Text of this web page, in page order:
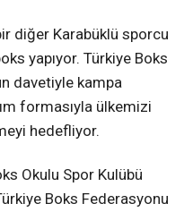
diğer Karabüklü sporcu
yapıyor. Türkiye Boks
davetiyle kampa
formasıyla ülkemizi
hedefliyor.
Okulu Spor Kulübü
Boks Federasyonu